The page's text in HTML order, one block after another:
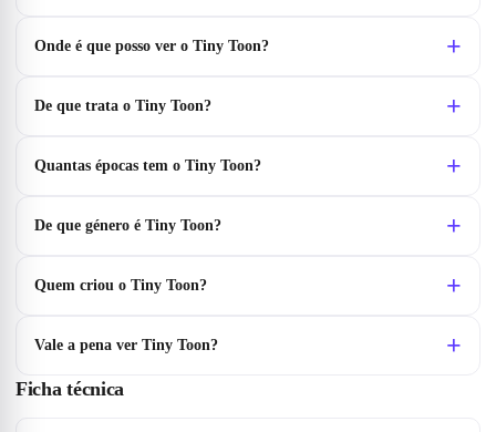
Onde é que posso ver o Tiny Toon?
De que trata o Tiny Toon?
Quantas épocas tem o Tiny Toon?
De que género é Tiny Toon?
Quem criou o Tiny Toon?
Vale a pena ver Tiny Toon?
Ficha técnica